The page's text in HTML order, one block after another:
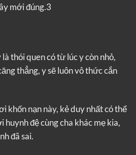
mới đúng.3
thói quen có từ lúc y còn nhỏ,
thẳng, y sẽ luôn vô thức cắn
khốn nạn này, kẻ duy nhất có thể
đệ cùng cha khác mẹ kia,
đã sai.